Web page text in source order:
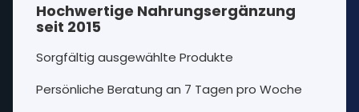
Hochwertige Nahrungsergänzung
seit 2015
Sorgfältig ausgewählte Produkte
Persönliche Beratung an 7 Tagen pro Woche